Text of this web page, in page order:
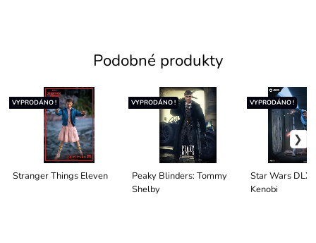
Podobné produkty
Stranger Things Eleven
VYPRODÁNO !
Peaky Blinders: Tommy
Shelby
VYPRODÁNO !
Star Wars DLX
Kenobi
VYPRODÁNO !